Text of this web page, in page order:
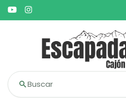
Buscar